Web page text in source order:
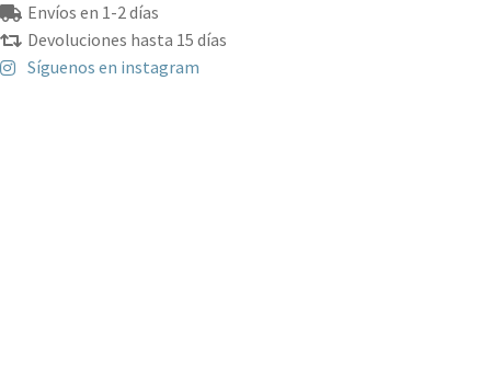
Envíos en 1-2 días
Devoluciones hasta 15 días
Síguenos en instagram